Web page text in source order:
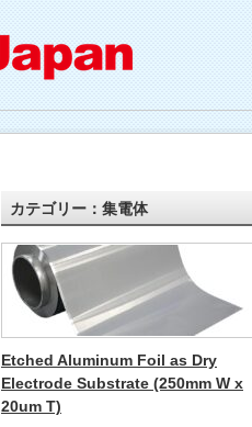
カテゴリー：集電体
Etched Aluminum Foil as Dry
Electrode Substrate (250mm W x
20um T)